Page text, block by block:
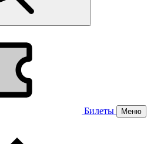
Билеты Меню